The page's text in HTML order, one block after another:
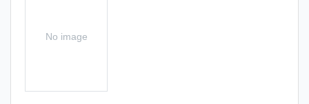
No image